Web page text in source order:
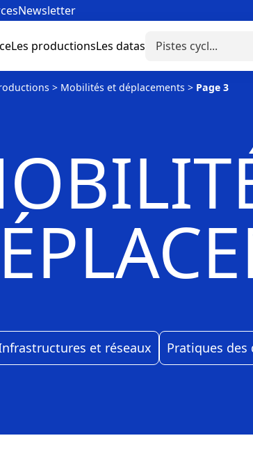
Newsletter
Les productionsLes datas
> Mobilités et déplacements > Page 3
et réseaux Pratiques des